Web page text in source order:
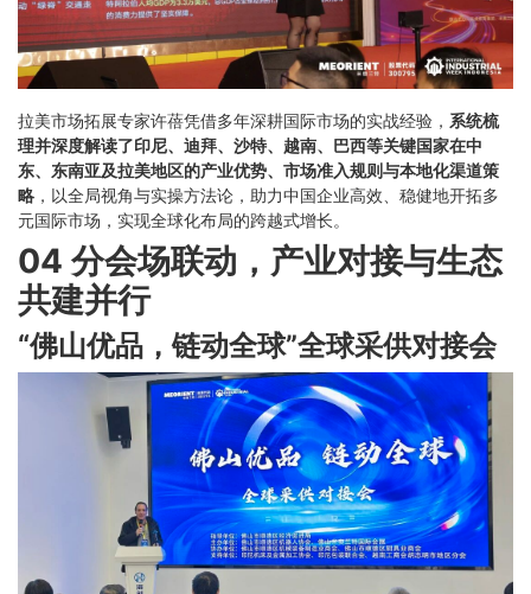
拉美市场拓展专家许蓓凭借多年深耕国际市场的实战经验， 系统梳
理并深度解读了印尼、迪拜、沙特、越南、巴西等关键国家在中
东、东南亚及拉美地区的产业优势、市场准入规则与本地化渠道策
略 ，以全局视角与实操方法论，助力中国企业高效、稳健地开拓多
元国际市场，实现全球化布局的跨越式增长。
04 分会场联动， 产业对接与生态
共建并行
“佛山优品，链动全球”全球采供对接会